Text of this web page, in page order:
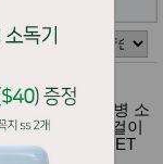
플러스 LED 젖병 소
라크림 & 칫솔걸이
형+수납형) SET